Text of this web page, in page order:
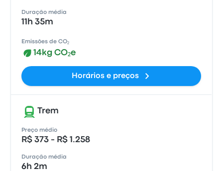
Duração média
11h 35m
Emissões de CO₂
14kg CO₂e
Horários e preços
Trem
Preço médio
R$ 373 - R$ 1.258
Duração média
6h 2m